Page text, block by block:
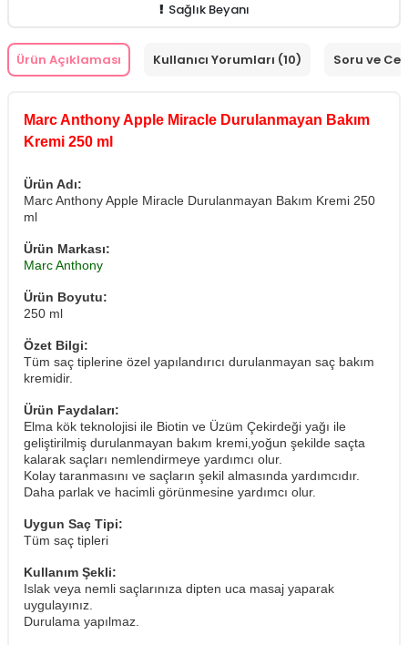
Sağlık Beyanı
Ürün Açıklaması Kullanıcı Yorumları (10) Soru ve
Marc Anthony Apple Miracle Durulanmayan Bakım
Kremi 250 ml
Ürün Adı:
Marc Anthony Apple Miracle Durulanmayan Bakım Kremi 250
ml
Ürün Markası:
Marc Anthony
Ürün Boyutu:
250 ml
Özet Bilgi:
Tüm saç tiplerine özel yapılandırıcı durulanmayan saç bakım
kremidir.
Ürün Faydaları:
Elma kök teknolojisi ile Biotin ve Üzüm Çekirdeği yağı ile
geliştirilmiş durulanmayan bakım kremi,yoğun şekilde saçta
kalarak saçları nemlendirmeye yardımcı olur.
Kolay taranmasını ve saçların şekil almasında yardımcıdır.
Daha parlak ve hacimli görünmesine yardımcı olur.
Uygun Saç Tipi:
Tüm saç tipleri
Kullanım Şekli:
Islak veya nemli saçlarınıza dipten uca masaj yaparak
uygulayınız.
​Durulama yapılmaz.